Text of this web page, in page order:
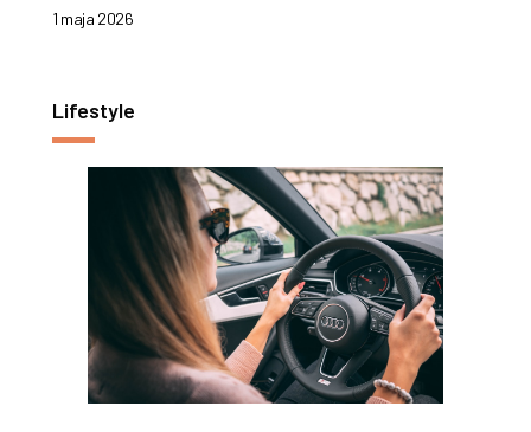
1 maja 2026
Lifestyle